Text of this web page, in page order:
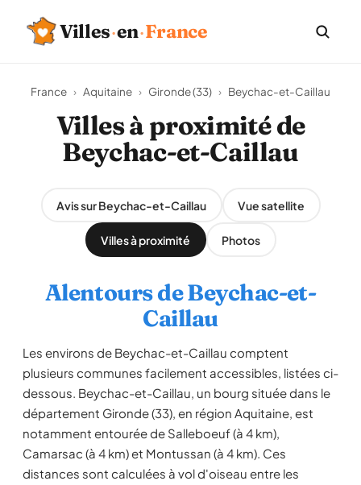
Villes·en·France
France › Aquitaine › Gironde (33) › Beychac-et-Caillau
Villes à proximité de
Beychac-et-Caillau
Avis sur Beychac-et-Caillau Vue satellite
Villes à proximité Photos
Alentours de Beychac-et-
Caillau
Les environs de Beychac-et-Caillau comptent
plusieurs communes facilement accessibles, listées ci-
dessous. Beychac-et-Caillau, un bourg située dans le
département Gironde (33), en région Aquitaine, est
notamment entourée de Salleboeuf (à 4 km),
Camarsac (à 4 km) et Montussan (à 4 km). Ces
distances sont calculées à vol d'oiseau entre les